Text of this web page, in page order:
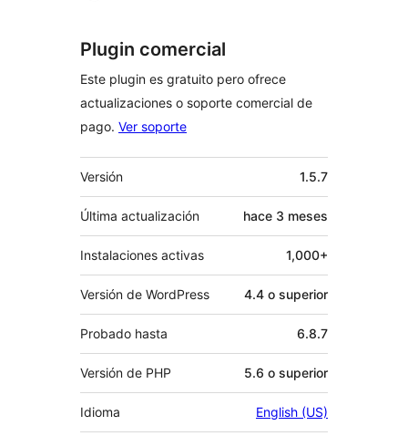
Plugin comercial
Este plugin es gratuito pero ofrece
actualizaciones o soporte comercial de
pago. Ver soporte
Meta
Versión 1.5.7
Última actualización hace 3 meses
Instalaciones activas 1,000+
Versión de WordPress 4.4 o superior
Probado hasta 6.8.7
Versión de PHP 5.6 o superior
Idioma English (US)